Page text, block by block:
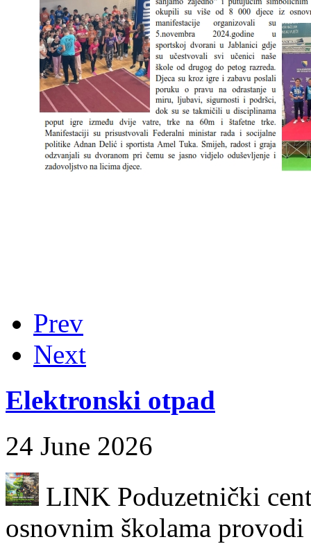
Prev
Next
Elektronski otpad
24 June 2026
LINK Poduzetnički
osnovnim školama